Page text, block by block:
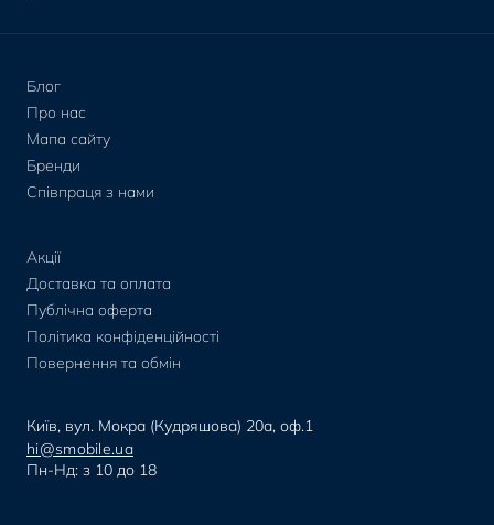
Блог
Про нас
Мапа сайту
Бренди
Співпраця з нами
Акції
Доставка та оплата
Публічна оферта
Політика конфіденційності
Повернення та обмін
Київ, вул. Мокра (Кудряшова) 20а, оф.1
hi@smobile.ua
Пн-Нд: з 10 до 18